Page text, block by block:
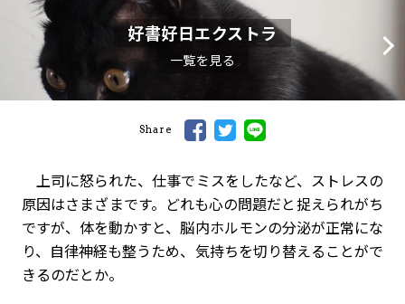
好書好日エクストラ
一覧を見る
Share
上司に怒られた、仕事でミスをしたなど、ストレスの
原因はさまざまです。どれも心の問題だと捉えられがち
ですが、体を動かすと、脳内ホルモンの分泌が正常にな
り、自律神経も整うため、気持ちを切り替えることがで
きるのだとか。